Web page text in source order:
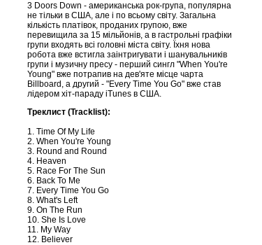
3 Doors Down - американська рок-група, популярна
не тільки в США, але і по всьому світу. Загальна
кількість платівок, проданих групою, вже
перевищила за 15 мільйонів, а в гастрольні графіки
групи входять всі головні міста світу. Їхня нова
робота вже встигла заінтригувати і шанувальників
групи і музичну пресу - перший сингл "When You're
Young" вже потрапив на дев'яте місце чарта
Billboard, а другий - "Every Time You Go" вже став
лідером хіт-параду iTunes в США.
Треклист (Tracklist):
1. Time Of My Life
2. When You're Young
3. Round and Round
4. Heaven
5. Race For The Sun
6. Back To Me
7. Every Time You Go
8. What's Left
9. On The Run
10. She Is Love
11. My Way
12. Believer